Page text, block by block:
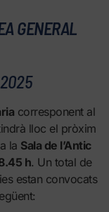
GENERAL
corresponent al
lloc el pròxim
la Sala de l’Antic
h. Un total de
estan convocats